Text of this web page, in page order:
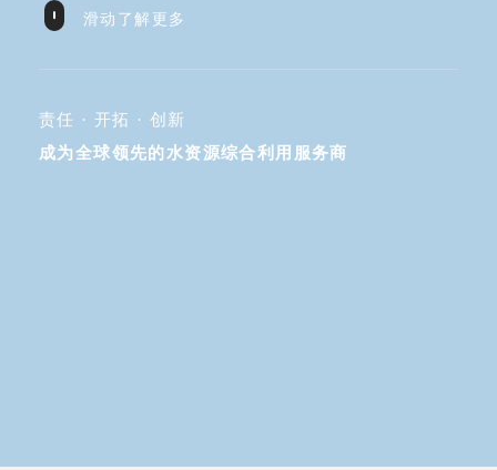
滑动了解更多
责任 · 开拓 · 创新
成为全球领先的水资源综合利用服务商